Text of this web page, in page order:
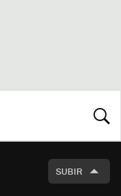
SUBIR